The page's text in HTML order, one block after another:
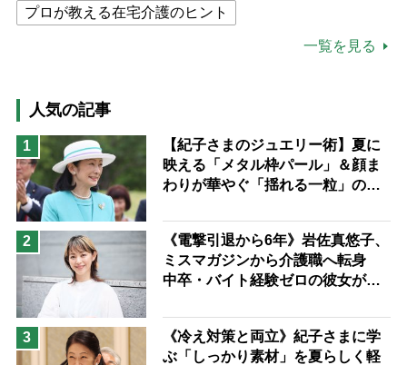
プロが教える在宅介護のヒント
猫が母になつきません
息子の遠距離介護サバイバル術
兄がボケました
便利なサービス
予防法
一覧を見る
人気の記事
1
【紀子さまのジュエリー術】夏に
映える「メタル枠パール」＆顔ま
わりが華やぐ「揺れる一粒」の使
2
《電撃引退から6年》岩佐真悠子、
ミスマガジンから介護職へ転身
中卒・バイト経験ゼロの彼女が見
ながら自分らしくいられる」
3
《冷え対策と両立》紀子さまに学
ぶ「しっかり素材」を夏らしく軽